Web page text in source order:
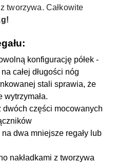
tworzywa. Całkowite
konfigurację półek -
całej długości nóg
stali sprawia, że
dwóch części mocowanych
dwa mniejsze regały lub
nakładkami z tworzywa